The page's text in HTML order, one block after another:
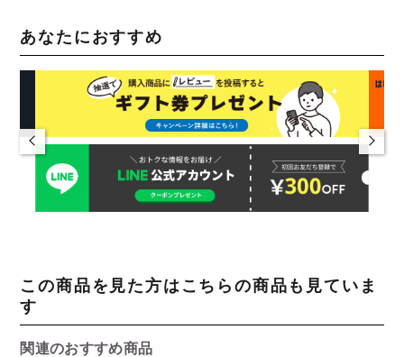
あなたにおすすめ
この商品を見た方はこちらの商品も見ていま
す
関連のおすすめ商品